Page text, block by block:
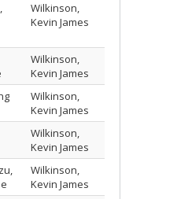
Wilkinson,
Kevin James
Wilkinson,
Kevin James
Wilkinson,
Kevin James
Wilkinson,
Kevin James
Wilkinson,
Kevin James